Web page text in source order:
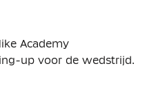
Academy
up voor de wedstrijd.